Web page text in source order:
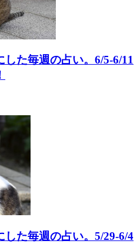
た毎週の占い。6/5-6/11
た毎週の占い。5/29-6/4